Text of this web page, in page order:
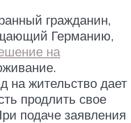
гражданин,
Германию,
на
на жительство дает
продлить свое
подаче заявления